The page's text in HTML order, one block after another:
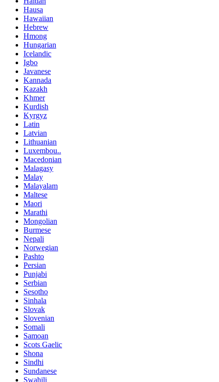
Hausa
Hawaiian
Hebrew
Hmong
Hungarian
Icelandic
Igbo
Javanese
Kannada
Kazakh
Khmer
Kurdish
Kyrgyz
Latin
Latvian
Lithuanian
Luxembou..
Macedonian
Malagasy
Malay
Malayalam
Maltese
Maori
Marathi
Mongolian
Burmese
Nepali
Norwegian
Pashto
Persian
Punjabi
Serbian
Sesotho
Sinhala
Slovak
Slovenian
Somali
Samoan
Scots Gaelic
Shona
Sindhi
Sundanese
Swahili